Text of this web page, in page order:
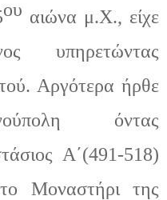
ου αιώνα μ.Χ., είχε
υπηρετώντας
Αργότερα ήρθε
όντας
Α΄(491-518)
Μοναστήρι της